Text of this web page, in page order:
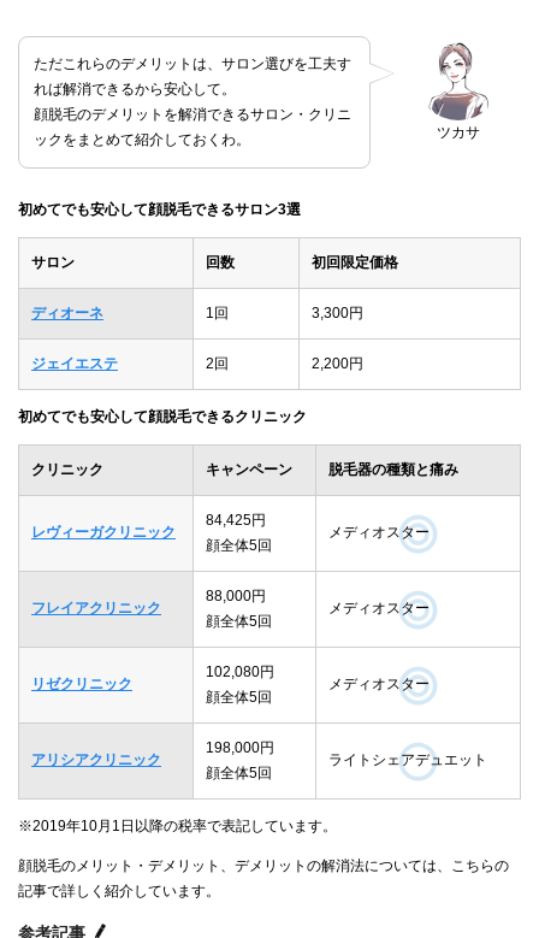
ツカサ
ただこれらのデメリットは、サロン選びを工夫す
れば解消できるから安心して。
顔脱毛のデメリットを解消できるサロン・クリニ
ックをまとめて紹介しておくわ。
初めてでも安心して顔脱毛できるサロン3選
サロン 回数 初回限定価格
ディオーネ 1回 3,300円
ジェイエステ 2回 2,200円
初めてでも安心して顔脱毛できるクリニック
クリニック キャンペーン 脱毛器の種類と痛み
レヴィーガクリニック
84,425円
顔全体5回
メディオスター
フレイアクリニック
88,000円
顔全体5回
メディオスター
リゼクリニック
102,080円
顔全体5回
メディオスター
アリシアクリニック
198,000円
顔全体5回
ライトシェアデュエット
※2019年10月1日以降の税率で表記しています。
顔脱毛のメリット・デメリット、デメリットの解消法については、こちらの
記事で詳しく紹介しています。
参考記事